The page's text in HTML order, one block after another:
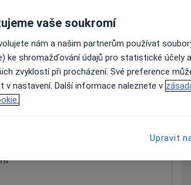
vaše soukromí
nám a našim partnerům používat
ke shromažďování údajů pro statistické účely
zvyklostí při procházení. Své preference
v nastavení. Další informace naleznete v
Upravit